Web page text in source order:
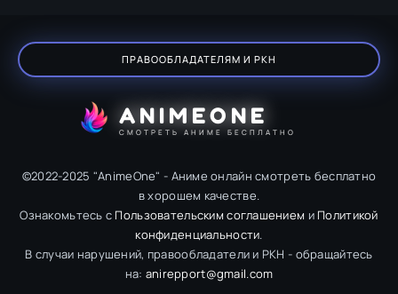
ПРАВООБЛАДАТЕЛЯМ И РКН
ANIMEONE
СМОТРЕТЬ АНИМЕ БЕСПЛАТНО
©2022-2025 "AnimeOne" - Аниме онлайн смотреть бесплатно
в хорошем качестве.
Ознакомьтесь с Пользовательским соглашением и Политикой
конфиденциальности.
В случаи нарушений, правообладатели и РКН - обращайтесь
на: anirepport@gmail.com